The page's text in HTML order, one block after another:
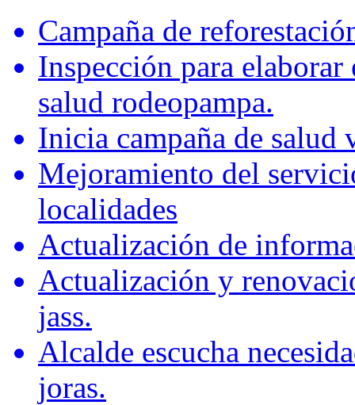
Campaña de
Inspección para
salud rodeopampa.
Inicia campaña de salud
Mejoramiento del
localidades
Actualización de
Actualización y
jass.
Alcalde escucha
joras.